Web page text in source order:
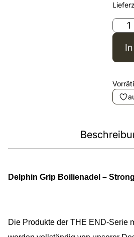
Delphin Grip Boilienadel – Strong
Die Produkte der THE END-Serie